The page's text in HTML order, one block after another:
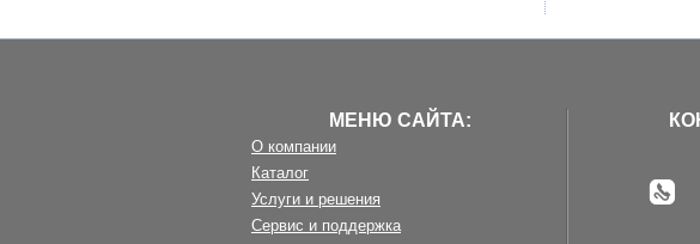
МЕНЮ САЙТА:
О компании
Каталог
Услуги и решения
Сервис и поддержка